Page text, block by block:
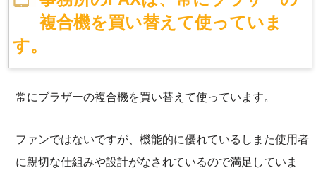
複合機を買い替えて使っていま
す。
常にブラザーの複合機を買い替えて使っています。
ファンではないですが、機能的に優れているしまた使用者
に親切な仕組みや設計がなされているので満足していま